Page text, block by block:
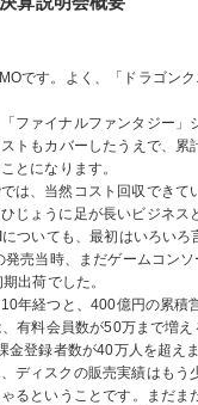
です。よく、「ドラゴン
ファイナルファンタジー
トもカバーしたうえで、
とになります。
は、当然コスト回収できて
じょうに足が長いビジネス
ついても、最初はいろいろ
発売当時、まだゲームコン
出荷でした。
年経つと、400億円の累積
、有料会員数が50万まで増
金登録者数が40万人を超えま
ディスクの販売実績はも
るということです。まだま